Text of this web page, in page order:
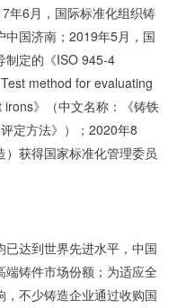
年6月，国际标准化组织铸
中国济南； 2019年5月，国
制定的《ISO 945-4
method for evaluating
irons》（中文名称：《铸铁
定方法》）； 2020年8
）获得国家标准化管理委员
达到世界先进水平，中国
铸件市场份额；为适应全
不少铸造企业通过收购国